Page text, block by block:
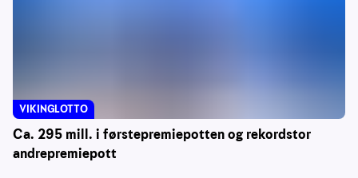
Ca. 295 mill. i førstepremiepotten og rekordstor
andrepremiepott
VIKINGLOTTO